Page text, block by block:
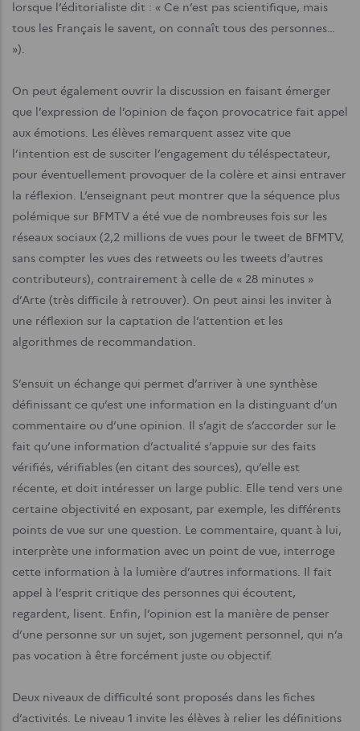
lorsque l’éditorialiste dit : « Ce n’est pas scientifique, mais
tous les Français le savent, on connaît tous des personnes…
»).
On peut également ouvrir la discussion en faisant émerger
que l’expression de l’opinion de façon provocatrice fait appel
aux émotions. Les élèves remarquent assez vite que
l’intention est de susciter l’engagement du téléspectateur,
pour éventuellement provoquer de la colère et ainsi entraver
la réflexion. L’enseignant peut montrer que la séquence plus
polémique sur BFMTV a été vue de nombreuses fois sur les
réseaux sociaux (2,2 millions de vues pour le tweet de BFMTV,
sans compter les vues des retweets ou les tweets d’autres
contributeurs), contrairement à celle de « 28 minutes »
d’Arte (très difficile à retrouver). On peut ainsi les inviter à
une réflexion sur la captation de l’attention et les
algorithmes de recommandation.
S’ensuit un échange qui permet d’arriver à une synthèse
définissant ce qu’est une information en la distinguant d’un
commentaire ou d’une opinion. Il s’agit de s’accorder sur le
fait qu’une information d’actualité s’appuie sur des faits
vérifiés, vérifiables (en citant des sources), qu’elle est
récente, et doit intéresser un large public. Elle tend vers une
certaine objectivité en exposant, par exemple, les différents
points de vue sur une question. Le commentaire, quant à lui,
interprète une information avec un point de vue, interroge
cette information à la lumière d’autres informations. Il fait
appel à l’esprit critique des personnes qui écoutent,
regardent, lisent. Enfin, l’opinion est la manière de penser
d’une personne sur un sujet, son jugement personnel, qui n’a
pas vocation à être forcément juste ou objectif.
Deux niveaux de difficulté sont proposés dans les fiches
d’activités. Le niveau 1 invite les élèves à relier les définitions